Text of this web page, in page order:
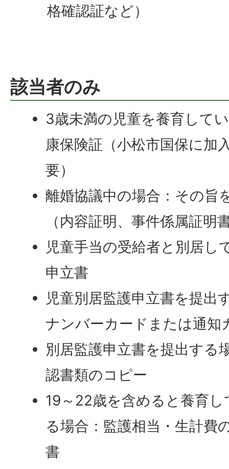
格確認証など）
該当者のみ
3歳未満の児童を養育して
康保険証（小松市国保に加
要）
離婚協議中の場合：その旨
（内容証明、事件係属証明
児童手当の受給者と別居し
申立書
児童別居監護申立書を提出
ナンバーカードまたは通知
別居監護申立書を提出する
認書類のコピー
19～22歳を含めると養育
る場合：監護相当・生計費
書